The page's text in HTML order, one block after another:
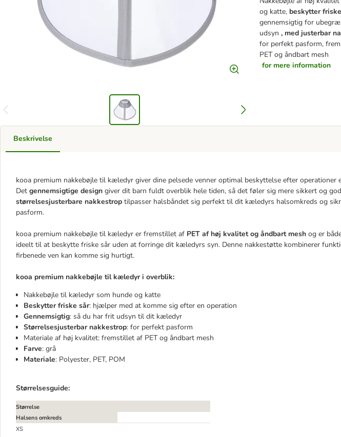
og katte, beskytter
gennemsigtig for
udsyn, med justerbar
for perfekt pasform,
PET og åndbart mesh
for mere information
Beskrivelse
kooa premium nakkebøjle til kæledyr giver dine pelsede venner optimal beskyttelse efter
Det gennemsigtige design giver dit barn fuldt overblik hele tiden, så det føler sig mere sikkert og
størrelsesjusterbare nakkestrop tilpasser halsbåndet sig perfekt til dit kæledyrs halsomkreds og
pasform.
kooa premium nakkebøjle til kæledyr er fremstillet af PET af høj kvalitet og åndbart mesh og er
ideelt til at beskytte friske sår uden at forringe dit kæledyrs syn. Denne nakkestøtte kombinerer
firbenede ven kan komme sig hurtigt.
kooa premium nakkebøjle til kæledyr i overblik:
Nakkebøjle til kæledyr som hunde og katte
Beskytter friske sår: hjælper med at komme sig efter en operation
Gennemsigtig: så du har frit udsyn til dit kæledyr
Størrelsesjusterbar nakkestrop: for perfekt pasform
Materiale af høj kvalitet: fremstillet af PET og åndbart mesh
Farve: grå
Materiale: Polyester, PET, POM
Størrelsesguide:
Størrelse
Halsens omkreds
XS